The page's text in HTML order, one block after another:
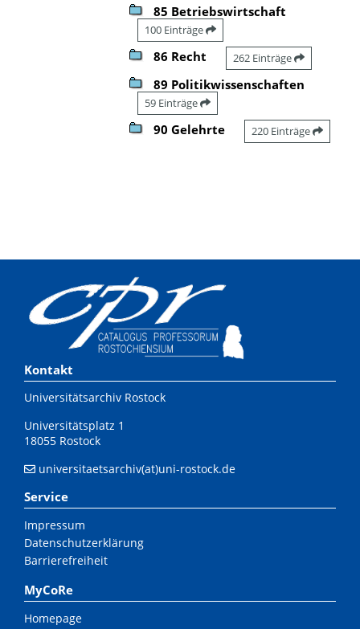
85 Betriebswirtschaft
100 Einträge
86 Recht 262 Einträge
89 Politikwissenschaften
59 Einträge
90 Gelehrte 220 Einträge
Kontakt
Universitätsarchiv Rostock
Universitätsplatz 1
18055 Rostock
universitaetsarchiv(at)uni-rostock.de
Service
Impressum
Datenschutzerklärung
Barrierefreiheit
MyCoRe
Homepage